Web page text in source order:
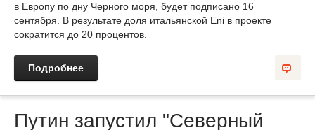
в Европу по дну Черного моря, будет подписано 16
сентября. В результате доля итальянской Eni в проекте
сократится до 20 процентов.
Подробнее
Путин запустил "Северный